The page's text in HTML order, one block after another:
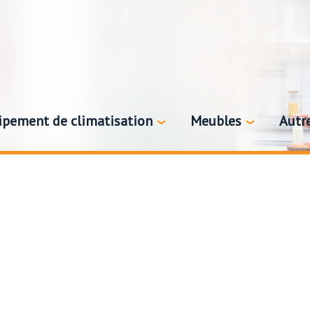
de climatisation Meubles